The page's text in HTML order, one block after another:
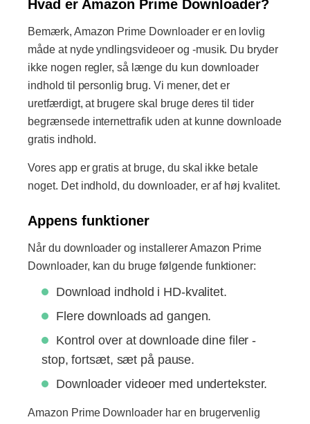
Hvad er Amazon Prime Downloader?
Bemærk, Amazon Prime Downloader er en lovlig
måde at nyde yndlingsvideoer og -musik. Du bryder
ikke nogen regler, så længe du kun downloader
indhold til personlig brug. Vi mener, det er
uretfærdigt, at brugere skal bruge deres til tider
begrænsede internettrafik uden at kunne downloade
gratis indhold.
Vores app er gratis at bruge, du skal ikke betale
noget. Det indhold, du downloader, er af høj kvalitet.
Appens funktioner
Når du downloader og installerer Amazon Prime
Downloader, kan du bruge følgende funktioner:
Download indhold i HD-kvalitet.
Flere downloads ad gangen.
Kontrol over at downloade dine filer -
stop, fortsæt, sæt på pause.
Downloader videoer med undertekster.
Amazon Prime Downloader har en brugervenlig